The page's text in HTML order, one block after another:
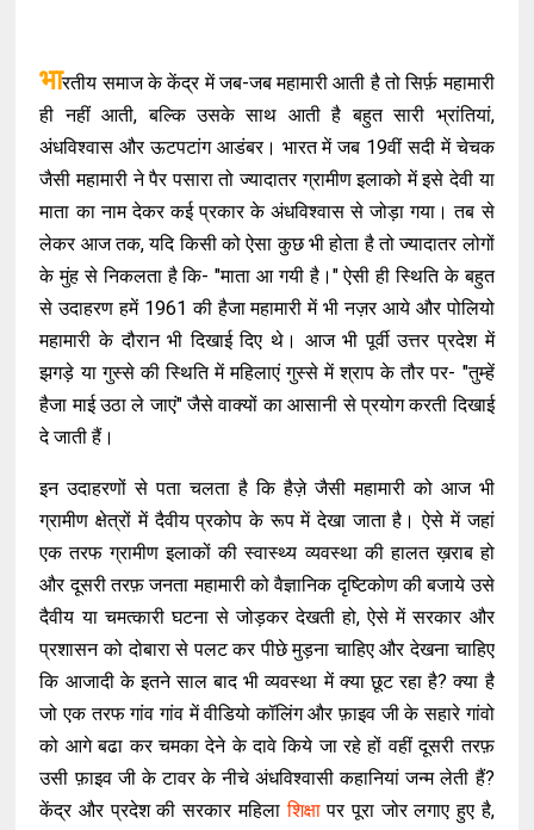
भारतीय समाज के केंद्र में जब-जब महामारी आती है तो सिर्फ़ महामारी
ही नहीं आती, बल्कि उसके साथ आती है बहुत सारी भ्रांतियां,
अंधविश्वास और ऊटपटांग आडंबर। भारत में जब 19वीं सदी में चेचक
जैसी महामारी ने पैर पसारा तो ज्यादातर ग्रामीण इलाको में इसे देवी या
माता का नाम देकर कई प्रकार के अंधविश्वास से जोड़ा गया। तब से
लेकर आज तक, यदि किसी को ऐसा कुछ भी होता है तो ज्यादातर लोगों
के मुंह से निकलता है कि- "माता आ गयी है।" ऐसी ही स्थिति के बहुत
से उदाहरण हमें 1961 की हैजा महामारी में भी नज़र आये और पोलियो
महामारी के दौरान भी दिखाई दिए थे। आज भी पूर्वी उत्तर प्रदेश में
झगड़े या गुस्से की स्थिति में महिलाएं गुस्से में श्राप के तौर पर- "तुम्हें
हैजा माई उठा ले जाएं" जैसे वाक्यों का आसानी से प्रयोग करती दिखाई
दे जाती हैं।
इन उदाहरणों से पता चलता है कि हैज़े जैसी महामारी को आज भी
ग्रामीण क्षेत्रों में दैवीय प्रकोप के रूप में देखा जाता है। ऐसे में जहां
एक तरफ ग्रामीण इलाकों की स्वास्थ्य व्यवस्था की हालत ख़राब हो
और दूसरी तरफ़ जनता महामारी को वैज्ञानिक दृष्टिकोण की बजाये उसे
दैवीय या चमत्कारी घटना से जोड़कर देखती हो, ऐसे में सरकार और
प्रशासन को दोबारा से पलट कर पीछे मुड़ना चाहिए और देखना चाहिए
कि आजादी के इतने साल बाद भी व्यवस्था में क्या छूट रहा है? क्या है
जो एक तरफ गांव गांव में वीडियो कॉलिंग और फ़ाइव जी के सहारे गांवो
को आगे बढा कर चमका देने के दावे किये जा रहे हों वहीं दूसरी तरफ़
उसी फ़ाइव जी के टावर के नीचे अंधविश्वासी कहानियां जन्म लेती हैं?
केंद्र और प्रदेश की सरकार महिलाशिक्षापर पूरा जोर लगाए हुए है,